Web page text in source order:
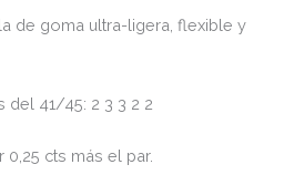
de goma ultra-ligera, flexible y
del 41/45: 2 3 3 2 2
cts más el par.